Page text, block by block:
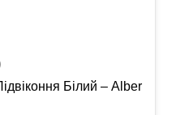
Білий – Alber